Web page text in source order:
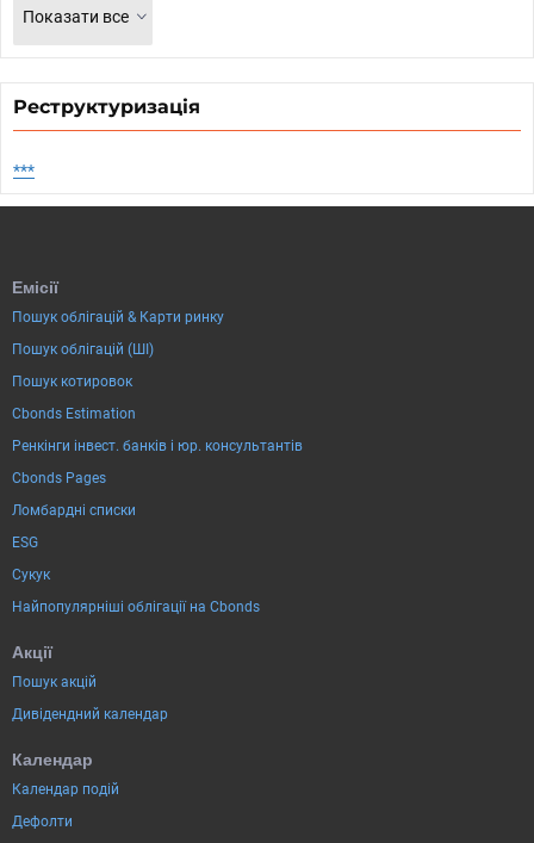
Показати все
Реструктуризація
***
Емісії
Пошук облігацій & Карти ринку
Пошук облігацій (ШІ)
Пошук котировок
Cbonds Estimation
Ренкінги інвест. банків і юр. консультантів
Cbonds Pages
Ломбардні списки
ESG
Сукук
Найпопулярніші облігації на Cbonds
Акції
Пошук акцій
Дивідендний календар
Календар
Календар подій
Дефолти